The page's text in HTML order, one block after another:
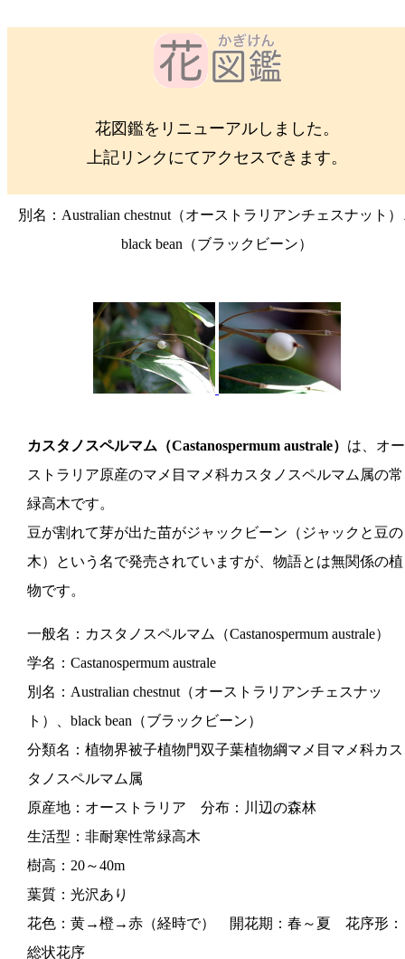
花図鑑をリニューアルしました。
上記リンクにてアクセスできます。
別名：Australian chestnut（オーストラリアンチェスナット）
black bean（ブラックビーン）
カスタノスペルマム（Castanospermum australe） は、オー
ストラリア原産のマメ目マメ科カスタノスペルマム属の常
緑高木です。
豆が割れて芽が出た苗がジャックビーン（ジャックと豆の
木）という名で発売されていますが、物語とは無関係の植
物です。
一般名：カスタノスペルマム（Castanospermum australe）
学名：Castanospermum australe
別名：Australian chestnut（オーストラリアンチェスナッ
ト）、black bean（ブラックビーン）
分類名：植物界被子植物門双子葉植物綱マメ目マメ科カス
タノスペルマム属
原産地：オーストラリア 分布：川辺の森林
生活型：非耐寒性常緑高木
樹高：20～40m
葉質：光沢あり
花色：黄→橙→赤（経時で） 開花期：春～夏 花序形：
総状花序